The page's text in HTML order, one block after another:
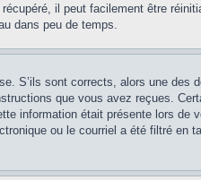
il peut facilement être
dans peu de temps.
S’ils sont corrects, alors une
que vous avez reçues.
information était présente lors
ou le courriel a été filtré